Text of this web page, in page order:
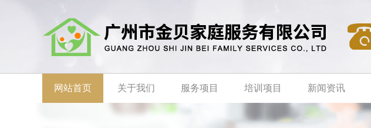
网站首页 关于我们 服务项目 培训项目 新闻资讯